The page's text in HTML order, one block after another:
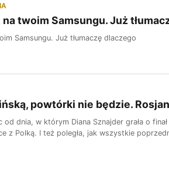
na twoim Samsungu. Już
Samsungu. Już tłumaczę dlaczego
powtórki nie będzie.
od dnia, w którym Diana Sznajder grała o
z Polką. I też poległa, jak wszystkie